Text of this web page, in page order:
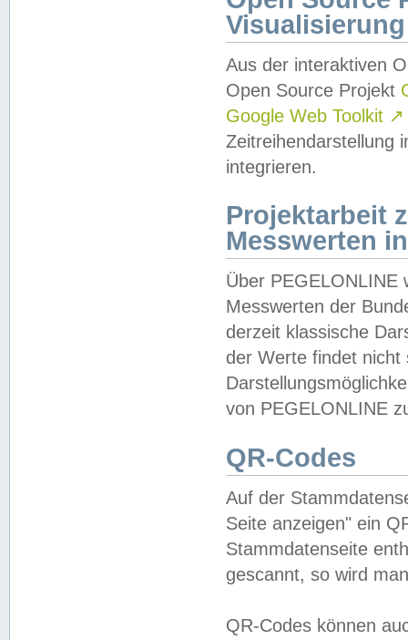
Visualisierung
Aus der interaktiven
Open Source Projekt
Google Web Toolkit ↗
Zeitreihendarstellung
integrieren.
Projektarbeit
Messwerten
Über PEGELONLINE
Messwerten der
derzeit klassische
der Werte findet
von PEGELONLINE
QR-Codes
Auf der
Seite anzeigen" ein
Stammdatenseite
gescannt, so wird
QR-Codes können